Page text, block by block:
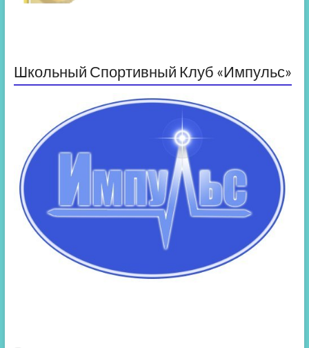
Школьный Спортивный Клуб «Импульс»